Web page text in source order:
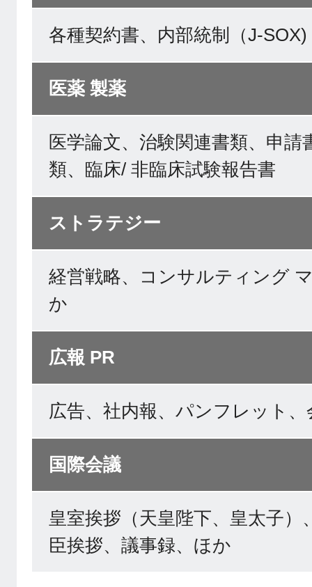
各種契約書、内部統制（J-
医薬 製薬
医学論文、治験関連書類、申請
類、臨床/ 非臨床試験報告書
ストラテジー
経営戦略、コンサルティング
か
広報 PR
広告、社内報、パンフレット
国際会議
皇室挨拶（天皇陛下、皇太子）
臣挨拶、議事録、ほか